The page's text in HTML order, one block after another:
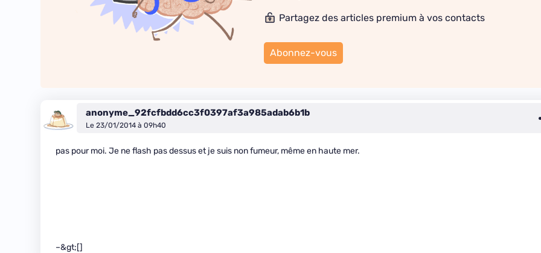
Partagez des articles premium à vos contacts
Abonnez-vous
anonyme_92fcfbdd6cc3f0397af3a985adab6b1b
Le 23/01/2014 à 09h40
pas pour moi. Je ne flash pas dessus et je suis non fumeur, même en haute mer.
–&gt;[]